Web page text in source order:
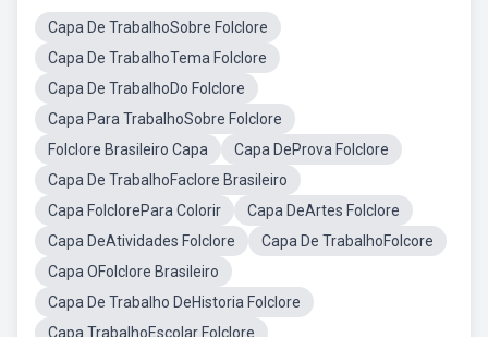
Capa De TrabalhoSobre Folclore
Capa De TrabalhoTema Folclore
Capa De TrabalhoDo Folclore
Capa Para TrabalhoSobre Folclore
Folclore Brasileiro Capa
Capa DeProva Folclore
Capa De TrabalhoFaclore Brasileiro
Capa FolclorePara Colorir
Capa DeArtes Folclore
Capa DeAtividades Folclore
Capa De TrabalhoFolcore
Capa OFolclore Brasileiro
Capa De Trabalho DeHistoria Folclore
Capa TrabalhoEscolar Folclore